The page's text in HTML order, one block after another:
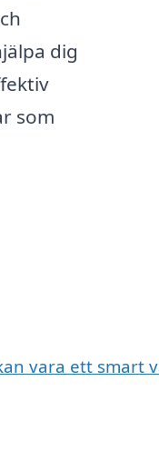
dig
som
vara ett smart